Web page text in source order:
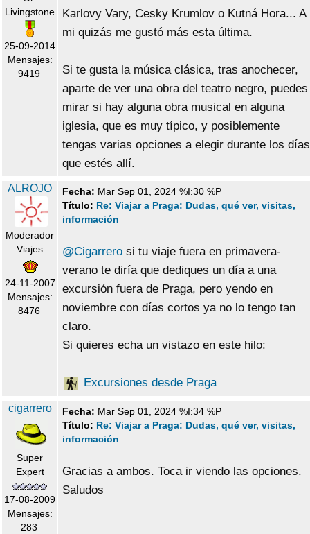
Livingstone
25-09-2014
Mensajes:
9419
Karlovy Vary, Cesky Krumlov o Kutná Hora... A
mi quizás me gustó más esta última.
Si te gusta la música clásica, tras anochecer,
aparte de ver una obra del teatro negro, puedes
mirar si hay alguna obra musical en alguna
iglesia, que es muy típico, y posiblemente
tengas varias opciones a elegir durante los días
que estés allí.
ALROJO
Moderador
Viajes
24-11-2007
Mensajes:
8476
Fecha: Mar Sep 01, 2024 %I:30 %P
Título: Re: Viajar a Praga: Dudas, qué ver, visitas,
información
@Cigarrero si tu viaje fuera en primavera-
verano te diría que dediques un día a una
excursión fuera de Praga, pero yendo en
noviembre con días cortos ya no lo tengo tan
claro.
Si quieres echa un vistazo en este hilo:
Excursiones desde Praga
cigarrero
Super
Expert
17-08-2009
Mensajes:
283
Fecha: Mar Sep 01, 2024 %I:34 %P
Título: Re: Viajar a Praga: Dudas, qué ver, visitas,
información
Gracias a ambos. Toca ir viendo las opciones.
Saludos